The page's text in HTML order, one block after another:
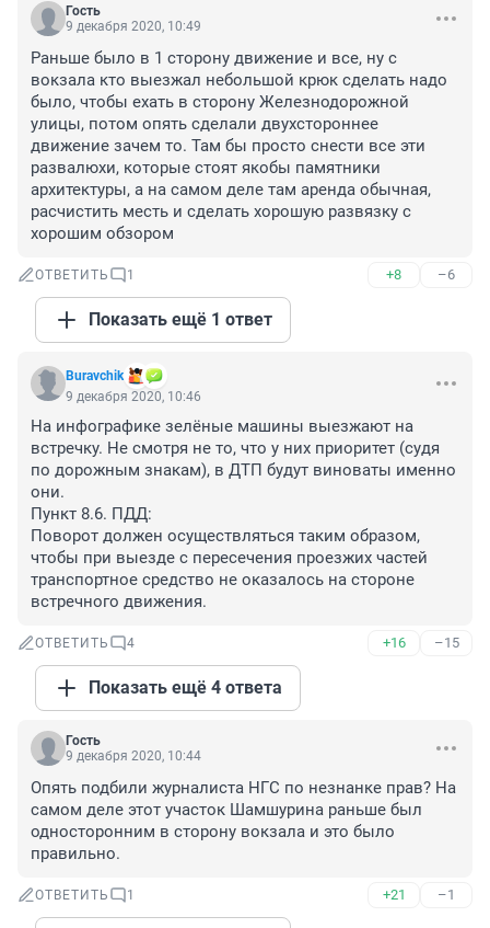
Гость
9 декабря 2020, 10:49
Раньше было в 1 сторону движение и все, ну с
вокзала кто выезжал небольшой крюк сделать надо
было, чтобы ехать в сторону Железнодорожной
улицы, потом опять сделали двухстороннее
движение зачем то. Там бы просто снести все эти
развалюхи, которые стоят якобы памятники
архитектуры, а на самом деле там аренда обычная,
расчистить месть и сделать хорошую развязку с
хорошим обзором
ОТВЕТИТЬ 1 +8 –6
Показать ещё 1 ответ
Buravchik
9 декабря 2020, 10:46
На инфографике зелёные машины выезжают на
встречку. Не смотря не то, что у них приоритет (судя
по дорожным знакам), в ДТП будут виноваты именно
они.
Пункт 8.6. ПДД:
Поворот должен осуществляться таким образом,
чтобы при выезде с пересечения проезжих частей
транспортное средство не оказалось на стороне
встречного движения.
ОТВЕТИТЬ 4 +16 –15
Показать ещё 4 ответа
Гость
9 декабря 2020, 10:44
Опять подбили журналиста НГС по незнанке прав? На
самом деле этот участок Шамшурина раньше был
односторонним в сторону вокзала и это было
правильно.
ОТВЕТИТЬ 1 +21 –1